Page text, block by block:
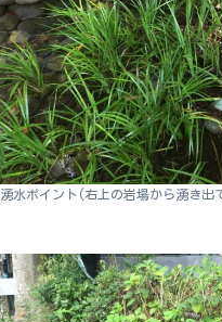
湧水ポイント(右上の岩場から湧き出